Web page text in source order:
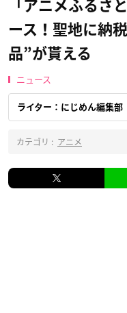
「アニメふるさ
ース！聖地に納
品”が貰える
ニュース
ライター：にじめん編集部
カテゴリ : アニメ